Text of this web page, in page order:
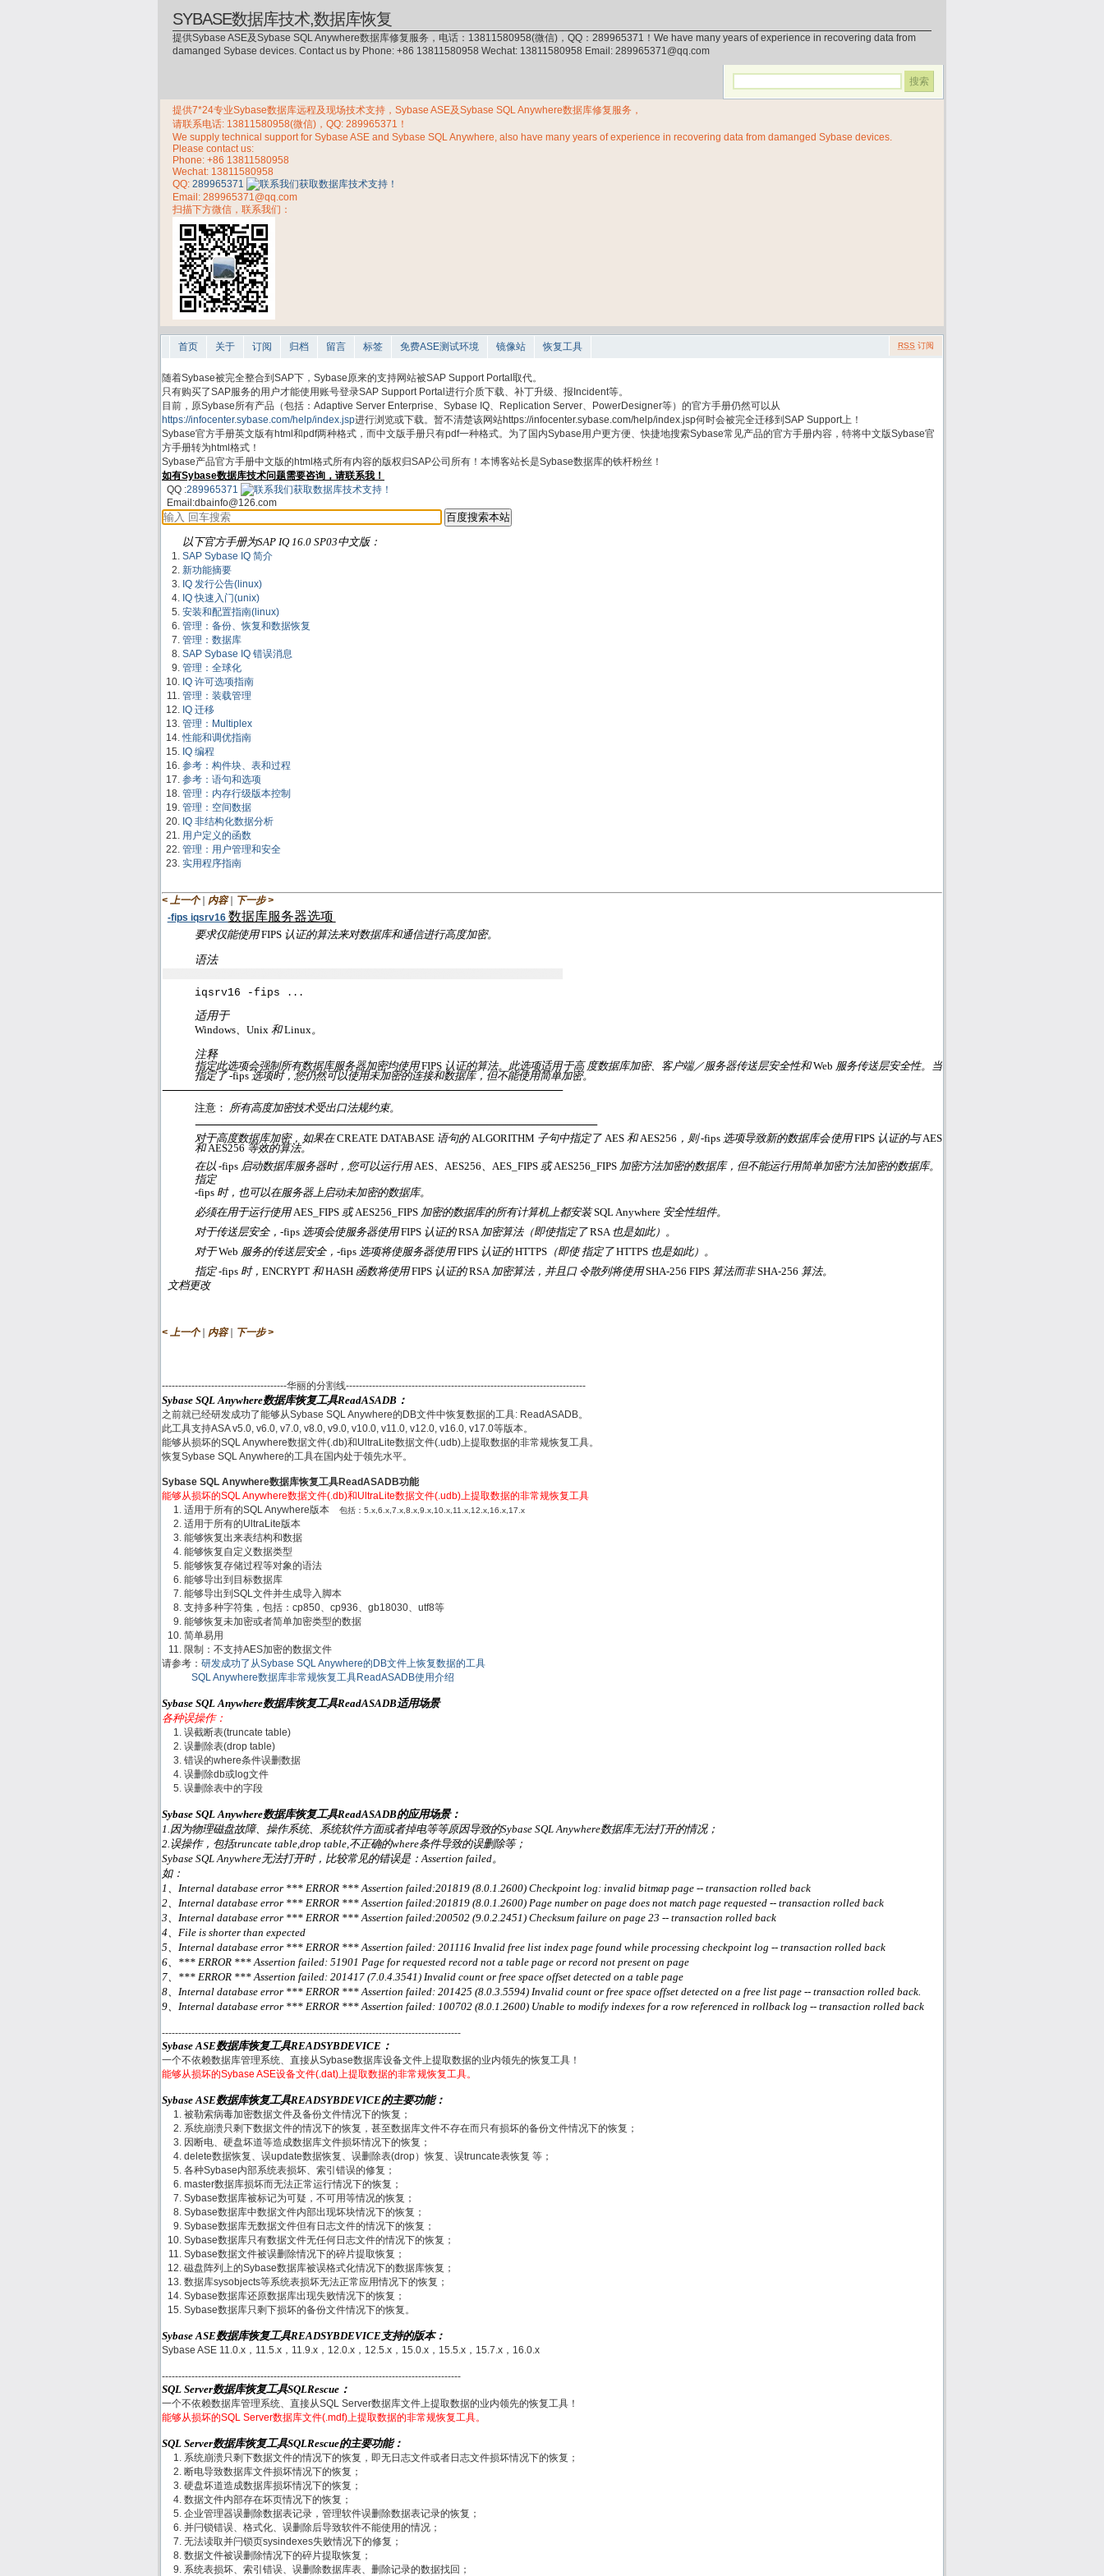
SYBASE数据库技术,数据库恢复
提供Sybase ASE及Sybase SQL Anywhere数据库修复服务，电话：13811580958(微信)，QQ：289965371！We have many years of experience in recovering data from
damanged Sybase devices. Contact us by Phone: +86 13811580958 Wechat: 13811580958 Email: 289965371@qq.com
提供7*24专业Sybase数据库远程及现场技术支持，Sybase ASE及Sybase SQL Anywhere数据库修复服务，
请联系电话: 13811580958(微信)，QQ: 289965371！
We supply technical support for Sybase ASE and Sybase SQL Anywhere, also have many years of experience in recovering data from damanged Sybase devices.
Please contact us:
Phone: +86 13811580958
Wechat: 13811580958
QQ: 289965371
Email: 289965371@qq.com
扫描下方微信，联系我们：
首页 关于 订阅 归档 留言 标签 免费ASE测试环境 镜像站 恢复工具 RSS 订阅
随着Sybase被完全整合到SAP下，Sybase原来的支持网站被SAP Support Portal取代。
只有购买了SAP服务的用户才能使用账号登录SAP Support Portal进行介质下载、补丁升级、报Incident等。
目前，原Sybase所有产品（包括：Adaptive Server Enterprise、Sybase IQ、Replication Server、PowerDesigner等）的官方手册仍然可以从
https://infocenter.sybase.com/help/index.jsp进行浏览或下载。暂不清楚该网站https://infocenter.sybase.com/help/index.jsp何时会被完全迁移到SAP Support上！
Sybase官方手册英文版有html和pdf两种格式，而中文版手册只有pdf一种格式。为了国内Sybase用户更方便、快捷地搜索Sybase常见产品的官方手册内容，特将中文版Sybase官
方手册转为html格式！
Sybase产品官方手册中文版的html格式所有内容的版权归SAP公司所有！本博客站长是Sybase数据库的铁杆粉丝！
如有Sybase数据库技术问题需要咨询，请联系我！
QQ :289965371
Email:dbainfo@126.com
以下官方手册为SAP IQ 16.0 SP03中文版：
SAP Sybase IQ 简介
新功能摘要
IQ 发行公告(linux)
IQ 快速入门(unix)
安装和配置指南(linux)
管理：备份、恢复和数据恢复
管理：数据库
SAP Sybase IQ 错误消息
管理：全球化
IQ 许可选项指南
管理：装载管理
IQ 迁移
管理：Multiplex
性能和调优指南
IQ 编程
参考：构件块、表和过程
参考：语句和选项
管理：内存行级版本控制
管理：空间数据
IQ 非结构化数据分析
用户定义的函数
管理：用户管理和安全
实用程序指南
< 上一个 | 内容 | 下一步 >
-fips iqsrv16 数据库服务器选项
要求仅能使用FIPS 认证的算法来对数据库和通信进行高度加密。
语法
iqsrv16 -fips ...
适用于
Windows
Unix 和Linux 。
注释
指定此选项会强制所有数据库服务器加密均使用FIPS 认证的算法。此选项适用于高 度数据库加密、客户端／服务器传送层安全性和Web 服务传送层安全性。当
指定了-fips选项时，您仍然可以使用未加密的连接和数据库，但不能使用简单加密。
注意： 所有高度加密技术受出口法规约束。
对于高度数据库加密，如果在CREATE DATABASE 语句的ALGORITHM 子句中指定了 AES 和AES256 ，则-fips 选项导致新的数据库会使用FIPS 认证的与AES
和AES256 等效的算法。
在以 -fips 启动数据库服务器时，您可以运行用AES、 AES256、 AES_FIPS 或AES256_FIPS 加密方法加密的数据库，但不能运行用简单加密方法加密的数据库。
指定
-fips 时，也可以在服务器上启动未加密的数据库。
必须在用于运行使用AES_FIPS 或AES256_FIPS 加密的数据库的所有计算机上都安装SQL Anywhere 安全性组件。
对于传送层安全， -fips 选项会使服务器使用FIPS 认证的RSA加密算法（即使指定了RSA也是如此）。
对于Web 服务的传送层安全， -fips 选项将使服务器使用FIPS 认证的HTTPS （即使 指定了HTTPS 也是如此）。
指定-fips 时， ENCRYPT 和HASH 函数将使用FIPS 认证的RSA加密算法，并且口 令散列将使用SHA-256 FIPS 算法而非SHA-256 算法。
文档更改
< 上一个 | 内容 | 下一步 >
--------------------------------------华丽的分割线-------------------------------------------------------------------------
Sybase SQL Anywhere数据库恢复工具ReadASADB：
之前就已经研发成功了能够从Sybase SQL Anywhere的DB文件中恢复数据的工具: ReadASADB。
此工具支持ASA v5.0, v6.0, v7.0, v8.0, v9.0, v10.0, v11.0, v12.0, v16.0, v17.0等版本。
能够从损坏的SQL Anywhere数据文件(.db)和UltraLite数据文件(.udb)上提取数据的非常规恢复工具。
恢复Sybase SQL Anywhere的工具在国内处于领先水平。
Sybase SQL Anywhere数据库恢复工具ReadASADB功能
能够从损坏的SQL Anywhere数据文件(.db)和UltraLite数据文件(.udb)上提取数据的非常规恢复工具
适用于所有的SQL Anywhere版本
包括：5.x,6.x,7.x,8.x,9.x,10.x,11.x,12.x,16.x,17.x
适用于所有的UltraLite版本
能够恢复出来表结构和数据
能够恢复自定义数据类型
能够恢复存储过程等对象的语法
能够导出到目标数据库
能够导出到SQL文件并生成导入脚本
支持多种字符集，包括：cp850、cp936、gb18030、utf8等
能够恢复未加密或者简单加密类型的数据
简单易用
限制：不支持AES加密的数据文件
请参考： 研发成功了从Sybase SQL Anywhere的DB文件上恢复数据的工具
SQL Anywhere数据库非常规恢复工具ReadASADB使用介绍
Sybase SQL Anywhere数据库恢复工具ReadASADB适用场景
各种误操作：
误截断表(truncate table)
误删除表(drop table)
错误的where条件误删数据
误删除db或log文件
误删除表中的字段
Sybase SQL Anywhere数据库恢复工具ReadASADB的应用场景：
1.因为物理磁盘故障、操作系统、系统软件方面或者掉电等等原因导致的Sybase SQL Anywhere数据库无法打开的情况；
2.误操作，包括truncate table,drop table,不正确的where条件导致的误删除等；
Sybase SQL Anywhere无法打开时，比较常见的错误是：Assertion failed。
如：
1、Internal database error *** ERROR *** Assertion failed:201819 (8.0.1.2600) Checkpoint log: invalid bitmap page -- transaction rolled back
2、Internal database error *** ERROR *** Assertion failed:201819 (8.0.1.2600) Page number on page does not match page requested -- transaction rolled back
3、Internal database error *** ERROR *** Assertion failed:200502 (9.0.2.2451) Checksum failure on page 23 -- transaction rolled back
4、File is shorter than expected
5、Internal database error *** ERROR *** Assertion failed: 201116 Invalid free list index page found while processing checkpoint log -- transaction rolled back
6、*** ERROR *** Assertion failed: 51901 Page for requested record not a table page or record not present on page
7、*** ERROR *** Assertion failed: 201417 (7.0.4.3541) Invalid count or free space offset detected on a table page
8、Internal database error *** ERROR *** Assertion failed: 201425 (8.0.3.5594) Invalid count or free space offset detected on a free list page -- transaction rolled back.
9、Internal database error *** ERROR *** Assertion failed: 100702 (8.0.1.2600) Unable to modify indexes for a row referenced in rollback log -- transaction rolled back
-------------------------------------------------------------------------------------------
Sybase ASE数据库恢复工具READSYBDEVICE：
一个不依赖数据库管理系统、直接从Sybase数据库设备文件上提取数据的业内领先的恢复工具！
能够从损坏的Sybase ASE设备文件(.dat)上提取数据的非常规恢复工具。
Sybase ASE数据库恢复工具READSYBDEVICE的主要功能：
被勒索病毒加密数据文件及备份文件情况下的恢复；
系统崩溃只剩下数据文件的情况下的恢复，甚至数据库文件不存在而只有损坏的备份文件情况下的恢复；
因断电、硬盘坏道等造成数据库文件损坏情况下的恢复；
delete数据恢复、误update数据恢复、误删除表(drop）恢复、误truncate表恢复 等；
各种Sybase内部系统表损坏、索引错误的修复；
master数据库损坏而无法正常运行情况下的恢复；
Sybase数据库被标记为可疑，不可用等情况的恢复；
Sybase数据库中数据文件内部出现坏块情况下的恢复；
Sybase数据库无数据文件但有日志文件的情况下的恢复；
Sybase数据库只有数据文件无任何日志文件的情况下的恢复；
Sybase数据文件被误删除情况下的碎片提取恢复；
磁盘阵列上的Sybase数据库被误格式化情况下的数据库恢复；
数据库sysobjects等系统表损坏无法正常应用情况下的恢复；
Sybase数据库还原数据库出现失败情况下的恢复；
Sybase数据库只剩下损坏的备份文件情况下的恢复。
Sybase ASE数据库恢复工具READSYBDEVICE支持的版本：
Sybase ASE 11.0.x，11.5.x，11.9.x，12.0.x，12.5.x，15.0.x，15.5.x，15.7.x，16.0.x
-------------------------------------------------------------------------------------------
SQL Server数据库恢复工具SQLRescue：
一个不依赖数据库管理系统、直接从SQL Server数据库文件上提取数据的业内领先的恢复工具！
能够从损坏的SQL Server数据库文件(.mdf)上提取数据的非常规恢复工具。
SQL Server数据库恢复工具SQLRescue的主要功能：
系统崩溃只剩下数据文件的情况下的恢复，即无日志文件或者日志文件损坏情况下的恢复；
断电导致数据库文件损坏情况下的恢复；
硬盘坏道造成数据库损坏情况下的恢复；
数据文件内部存在坏页情况下的恢复；
企业管理器误删除数据表记录，管理软件误删除数据表记录的恢复；
并闩锁错误、格式化、误删除后导致软件不能使用的情况；
无法读取并闩锁页sysindexes失败情况下的修复；
数据文件被误删除情况下的碎片提取恢复；
系统表损坏、索引错误、误删除数据库表、删除记录的数据找回；